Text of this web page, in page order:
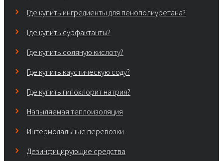
Где купить ингредиенты для пенополиуретана?
Где купить сурфактанты?
Где купить соляную кислоту?
Где купить каустическую соду?
Где купить гипохлорит натрия?
Напыляемая теплоизоляция
Интермодальные перевозки
Дезинфицирующие средства